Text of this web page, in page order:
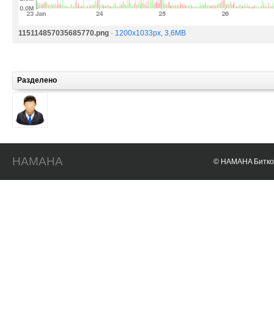
115114857035685770.png · 1200x1033px, 3,6MB
Разделено
HAMAHA © HAMAHA